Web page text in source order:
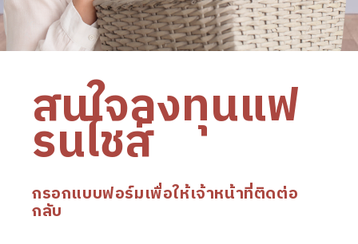
สนใจลงทุนแฟ
รนไชส์
กรอกแบบฟอร์มเพื่อให้เจ้าหน้าที่ติดต่อ
กลับ